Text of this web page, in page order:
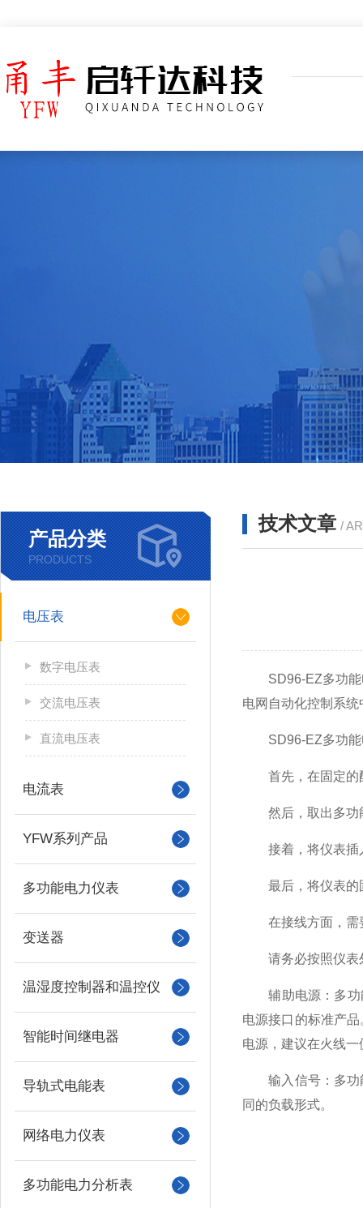
产品分类
PRODUCTS
电压表
数字电压表
交流电压表
直流电压表
电流表
YFW系列产品
多功能电力仪表
变送器
温湿度控制器和温控仪
智能时间继电器
导轨式电能表
网络电力仪表
多功能电力分析表
技术文章 /
SD96-EZ多功能电
电网自动化控制系
SD96-EZ多功
首先，在固定的配
然后，取出多功
接着，将仪表插
最后，将仪表的
在接线方面，需
请务必按照仪表
辅助电源：多功能
电源接口的标准产
电源，建议在火线
输入信号：多功能
同的负载形式。